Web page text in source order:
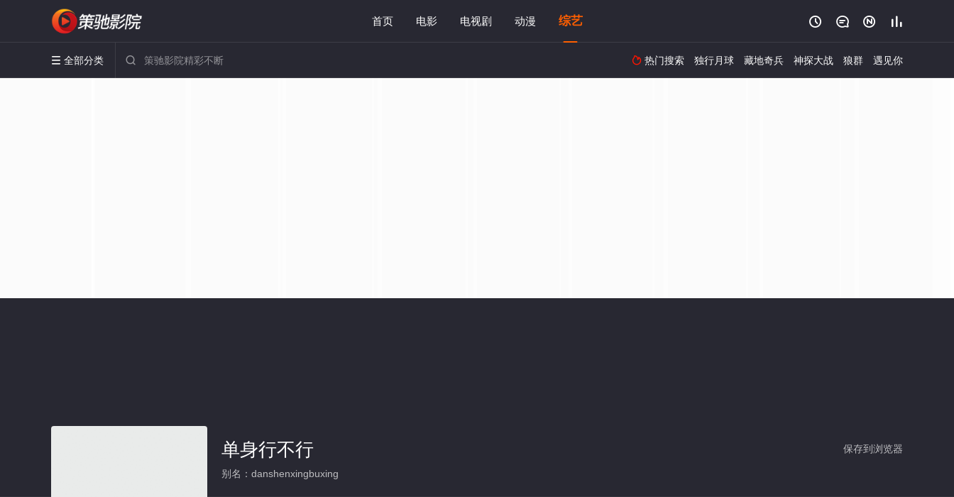
首页 电影 电视剧 动漫 综艺    
 全部分类   热门搜索 独行月球 藏地奇兵 神探大战 狼群 遇见你
保存到浏览器
单身行不行
别名：danshenxingbuxing